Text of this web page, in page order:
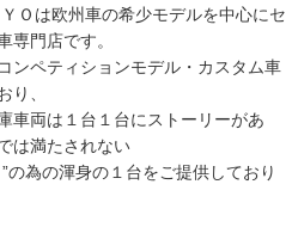
Ｏは欧州車の希少モデルを中心にセ
専門店です。
ンペティションモデル・カスタム車
り、
車両は１台１台にストーリーがあ
は満たされない
為の渾身の１台をご提供しており